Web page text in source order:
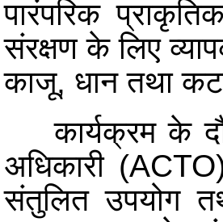
पारंपरिक
संरक्षण के लिए
काजू, धान तथा
कार्यक्रम के
अधिकारी
संतुलित उपयोग